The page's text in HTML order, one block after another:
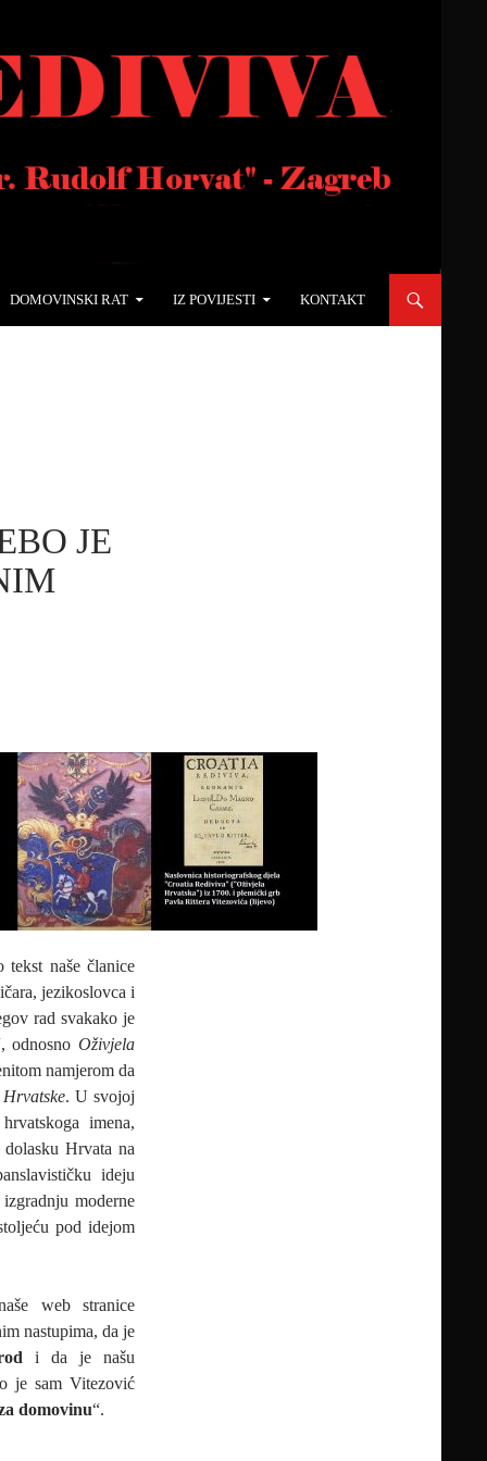
DOMOVINSKI RAT IZ POVIJESTI KONTAKT
JE
tekst naše članice
jezikoslovca i
rad svakako je
odnosnoOživjela
namjerom da
. U svojoj
imena,
Hrvata na
ideju
moderne
pod idejom
web stranice
nastupima, da je
i da je našu
je sam Vitezović
domovinu“.